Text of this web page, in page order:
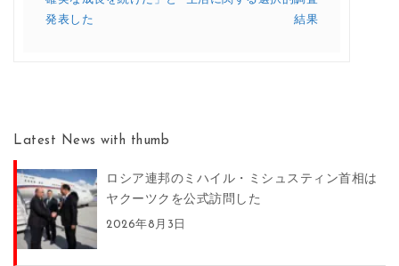
発表した
結果
Latest News with thumb
ロシア連邦のミハイル・ミシュスティン首相は
ヤクーツクを公式訪問した
2026年8月3日